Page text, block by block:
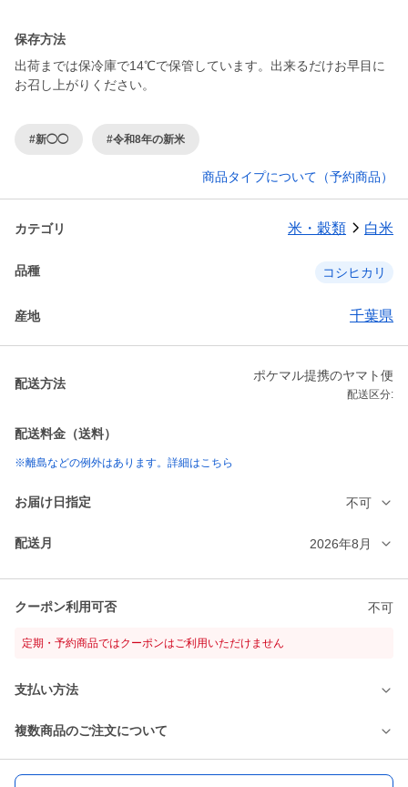
保存方法
出荷までは保冷庫で14℃で保管しています。出来るだけお早目に
お召し上がりください。
#新◯◯ #令和8年の新米
商品タイプについて（予約商品）
カテゴリ 米・穀類 白米
品種 コシヒカリ
産地 千葉県
配送方法
ポケマル提携のヤマト便
配送区分:
配送料金（送料）
※離島などの例外はあります。詳細はこちら
お届け日指定 不可
配送月 2026年8月
クーポン利用可否 不可
定期・予約商品ではクーポンはご利用いただけません
支払い方法
複数商品のご注文について